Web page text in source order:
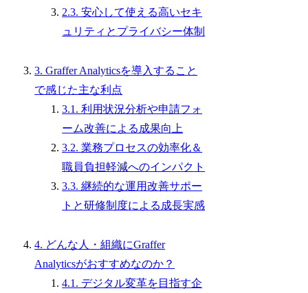
2.3. 安心して使える高いセキ
ュリティとプライバシー体制
3. Graffer Analyticsを導入すること
で感じた主な利点
3.1. 利用状況分析や申請フォ
ーム改善による成果向上
3.2. 業務プロセスの効率化＆
職員負担軽減へのインパクト
3.3. 継続的な運用改善サポー
トと研修制度による成長実感
4. どんな人・組織にGraffer
Analyticsがおすすめなのか？
4.1. デジタル変革を目指す企